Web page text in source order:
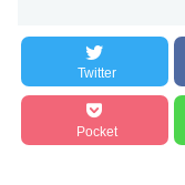
Twitter
Pocket